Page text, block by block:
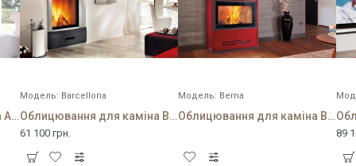
Облицювання для каміна Adelaide
Модель: Barcellona
Облицювання для каміна Barcellona
61 100 грн.
Модель: Berna
Облицювання для каміна Berna
89